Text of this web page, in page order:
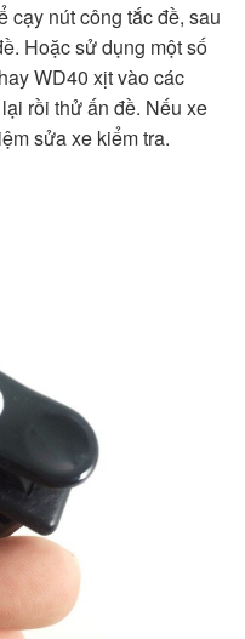
cạy nút công tắc đề, sau
Hoặc sử dụng một số
WD40 xịt vào các
rồi thử ấn đề. Nếu xe
sửa xe kiểm tra.